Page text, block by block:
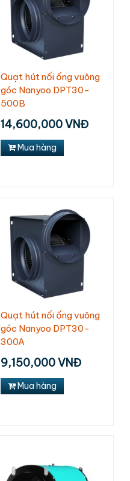
Quạt hút nối ống vuông
góc Nanyoo DPT30-
500B
14,600,000 VNĐ
Mua hàng
Quạt hút nối ống vuông
góc Nanyoo DPT30-
300A
9,150,000 VNĐ
Mua hàng